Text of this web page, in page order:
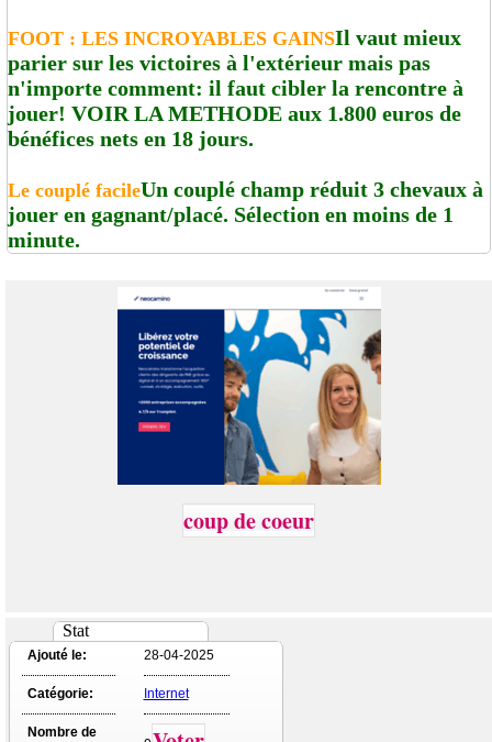
FOOT : LES INCROYABLES GAINSIl vaut mieux
parier sur les victoires à l'extérieur mais pas
n'importe comment: il faut cibler la rencontre à
jouer! VOIR LA METHODE aux 1.800 euros de
bénéfices nets en 18 jours.
Le couplé facileUn couplé champ réduit 3 chevaux à
jouer en gagnant/placé. Sélection en moins de 1
minute.
coup de coeur
Stat
Ajouté le: 28-04-2025
Catégorie: Internet
Nombre de